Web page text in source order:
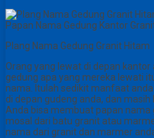
Plang Nama Gedung Granit Hitam
Orang yang lewat di depan
gedung apa yang mereka lewati
nama. Itulah sedikit manfaat
di depan gudeng anda, dan
Anda bisa membuat papan nama
mosal dari batu granit atau
nama dari granit dan marmer